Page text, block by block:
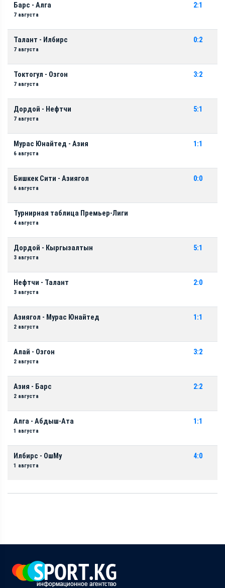
Барс - Алга
7 августа
2:1
Талант - Илбирс
7 августа
0:2
Токтогул - Озгон
7 августа
3:2
Дордой - Нефтчи
7 августа
5:1
Мурас Юнайтед - Азия
6 августа
1:1
Бишкек Сити - Азиягол
6 августа
0:0
Турнирная таблица Премьер-Лиги
4 августа
Дордой - Кыргызалтын
3 августа
5:1
Нефтчи - Талант
3 августа
2:0
Азиягол - Мурас Юнайтед
2 августа
1:1
Алай - Озгон
2 августа
3:2
Азия - Барс
2 августа
2:2
Алга - Абдыш-Ата
1 августа
1:1
Илбирс - ОшМу
1 августа
4:0